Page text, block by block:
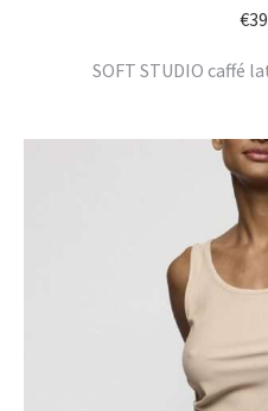
€
SOFT STUDIO caffé